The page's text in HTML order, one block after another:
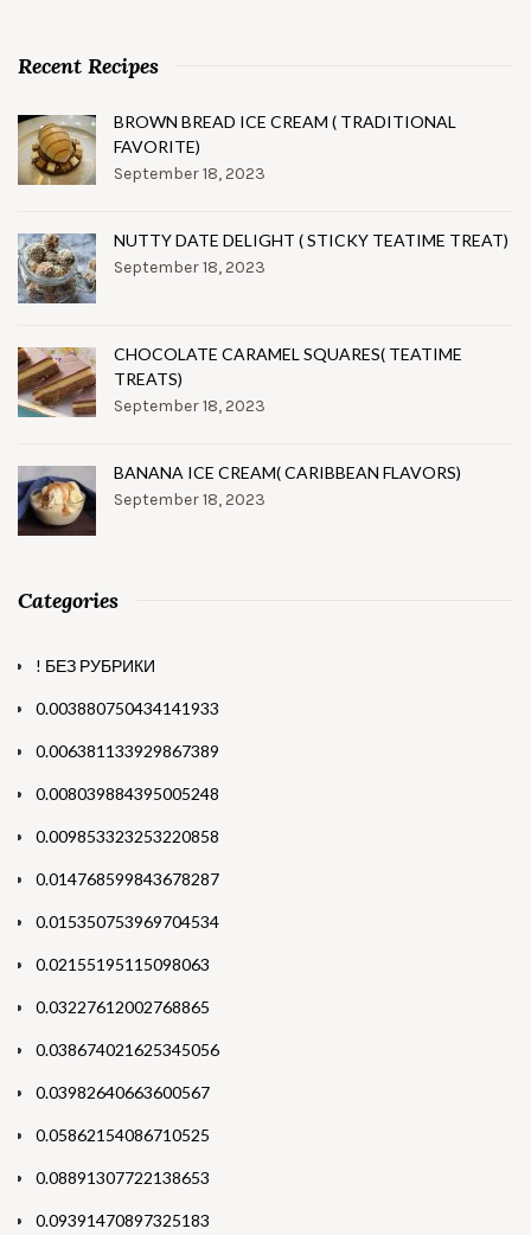
Recent Recipes
BROWN BREAD ICE CREAM ( TRADITIONAL
FAVORITE)
September 18, 2023
NUTTY DATE DELIGHT ( STICKY TEATIME TREAT)
September 18, 2023
CHOCOLATE CARAMEL SQUARES( TEATIME
TREATS)
September 18, 2023
BANANA ICE CREAM( CARIBBEAN FLAVORS)
September 18, 2023
Categories
! БЕЗ РУБРИКИ
0.003880750434141933
0.006381133929867389
0.008039884395005248
0.009853323253220858
0.014768599843678287
0.015350753969704534
0.02155195115098063
0.03227612002768865
0.038674021625345056
0.03982640663600567
0.05862154086710525
0.08891307722138653
0.09391470897325183